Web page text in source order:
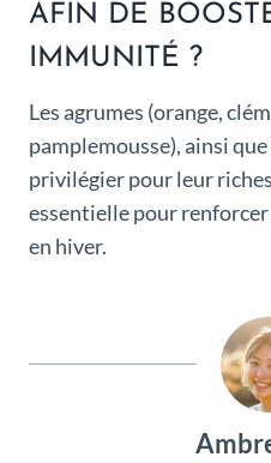
AFIN DE
IMMUNITÉ ?
Les agrumes (orange,
pamplemousse), ainsi
privilégier pour leur
essentielle pour
en hiver.